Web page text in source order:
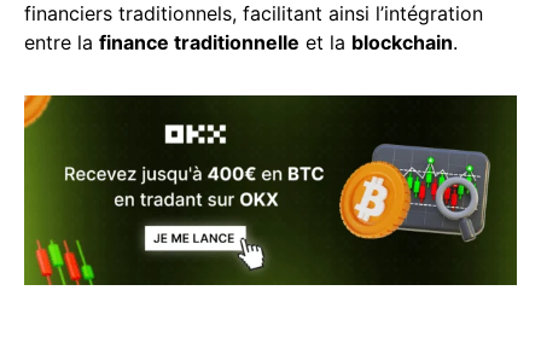
financiers traditionnels, facilitant ainsi l’intégration
entre la finance traditionnelle et la blockchain.